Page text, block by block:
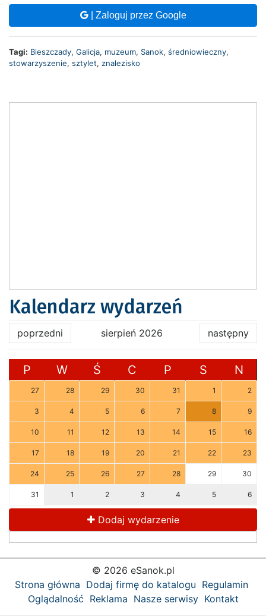
| Zaloguj przez Google
Tagi: Bieszczady, Galicja, muzeum, Sanok, średniowieczny,
stowarzyszenie, sztylet, znalezisko
Kalendarz wydarzeń
poprzedni sierpień 2026 następny
P W Ś C P S N
27 28 29 30 31 1 2
3 4 5 6 7 8 9
10 11 12 13 14 15 16
17 18 19 20 21 22 23
24 25 26 27 28 29 30
31 1 2 3 4 5 6
Dodaj wydarzenie
© 2026 eSanok.pl
Strona główna Dodaj firmę do katalogu Regulamin
Oglądalność Reklama Nasze serwisy Kontakt